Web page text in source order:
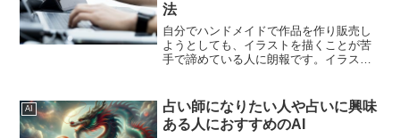
法
自分でハンドメイドで作品を作り販売し
ようとしても、イラストを描くことが苦
手で諦めている人に朗報です。イラスト
というライセンスがあります。このエク
ストラライセンスを取...
AI
占い師になりたい人や占いに興味
ある人におすすめのAI